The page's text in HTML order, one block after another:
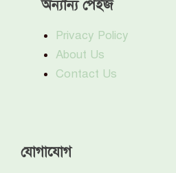
অন্যান্য পেইজ
Privacy Policy
About Us
Contact Us
যোগাযোগ